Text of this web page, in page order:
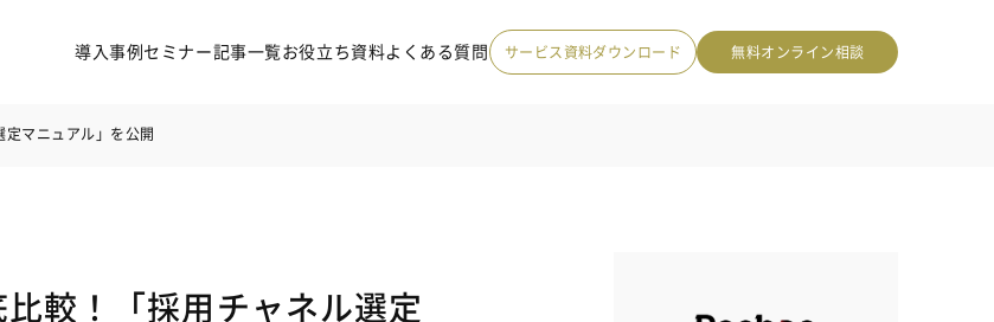
導入事例セミナー記事一覧お役立ち資料よくある質問 サービス資料ダウンロード 無料オンライン相談
導入事例
マニュアル」を公開
較！「採用チャネル選定